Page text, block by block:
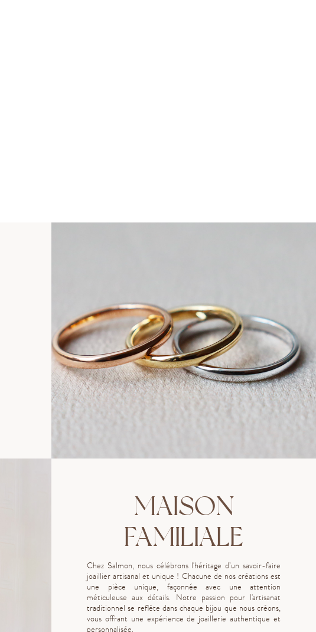
MAISON
FAMILIALE
Chez Salmon, nous célébrons l'héritage d’un savoir-faire
joaillier artisanal et unique ! Chacune de nos créations est
une pièce unique, façonnée avec une attention
méticuleuse aux détails. Notre passion pour l'artisanat
traditionnel se reflète dans chaque bijou que nous créons,
vous offrant une expérience de joaillerie authentique et
personnalisée.